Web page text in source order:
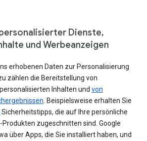
Dienste,
und Werbeanzeigen
erhobenen Daten zur Personalisierung
zählen die Bereitstellung von
Inhalten und von
. Beispielsweise erhalten Sie
Sicherheitstipps, die auf Ihre persönliche
Produkten zugeschnitten sind. Google
über Apps, die Sie installiert haben, und